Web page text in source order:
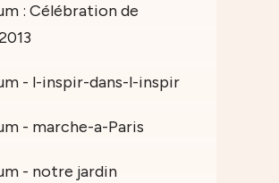
: Célébration de
- l-inspir-dans-l-inspir
- marche-a-Paris
- notre jardin